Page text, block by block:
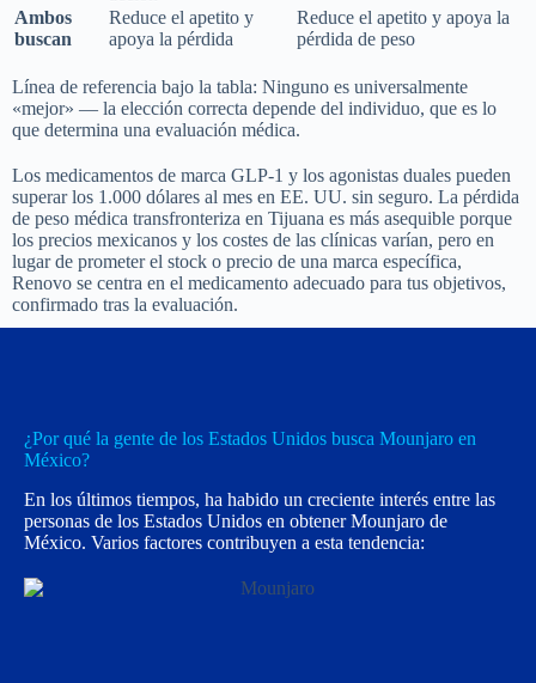
Clase de
Mimético de
incretina
agonista del receptor
GLP-1
Historial
Más reciente, de
doble acción
Más extensa y
Ambos
buscan
Reduce el apetito
y apoya la
pérdida
Reduce el apetito y
apoya la pérdida de
peso
Línea de referencia bajo la tabla: Ninguno es universalmente
«mejor» — la elección correcta depende del individuo, que es lo
que determina una evaluación médica.
los precios mexicanos y los costes de las clínicas varían, pero en
lugar de prometer el stock o precio de una marca específica,
confirmado tras la evaluación.